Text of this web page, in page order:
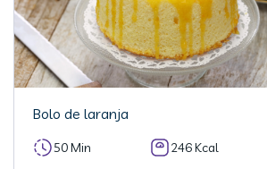
Bolo de laranja
50 Min 246 Kcal